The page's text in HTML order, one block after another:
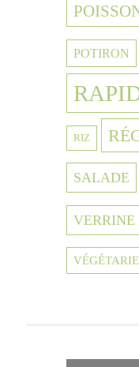
POTIRON
RIZ
SALADE
VERRINE